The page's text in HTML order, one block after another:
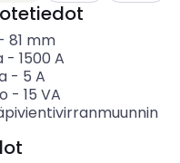
81 mm
- 1500 A
- 5 A
- 15 VA